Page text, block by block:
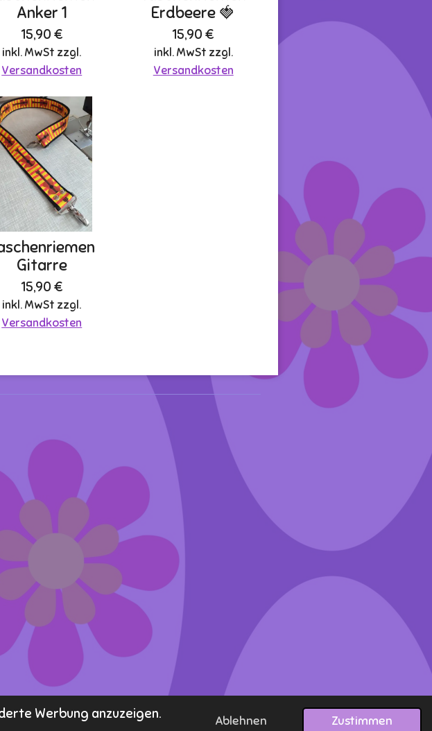
Werbung anzuzeigen.
Ablehnen Zustimmen
Anker 1
15,90 €
inkl. MwSt zzgl.
Versandkosten
Erdbeere 🍓
15,90 €
inkl. MwSt zzgl.
Versandkosten
Gitarre
15,90 €
inkl. MwSt zzgl.
Versandkosten